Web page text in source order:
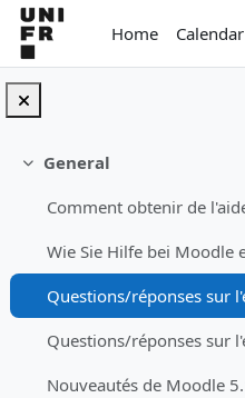
Skip to main content
Home
Calendar
Collapse
General